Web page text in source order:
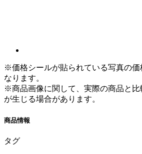
※価格シールが貼られている写真の価
なります。
※商品画像に関して、実際の商品と
が生じる場合があります。
商品情報
タグ